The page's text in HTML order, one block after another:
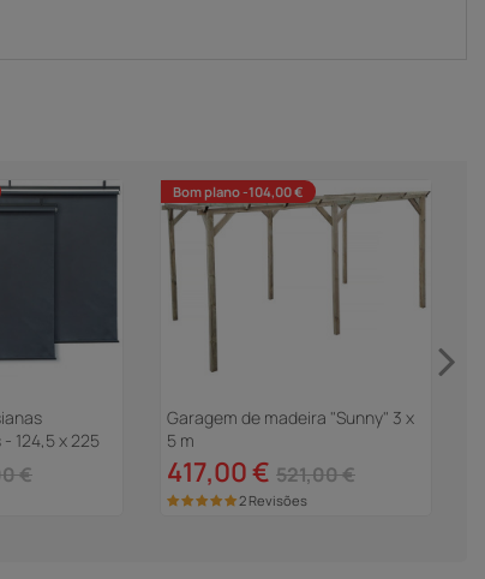
124,5 x 225
€
Bom plano -104,00 €
Garagem de madeira "Sunny" 3 x
5 m
417,00 € 521,00 €
2 Revisões